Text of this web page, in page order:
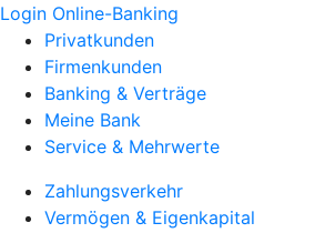
Login Online-Banking
Privatkunden
Firmenkunden
Banking & Verträge
Meine Bank
Service & Mehrwerte
Zahlungsverkehr
Vermögen & Eigenkapital